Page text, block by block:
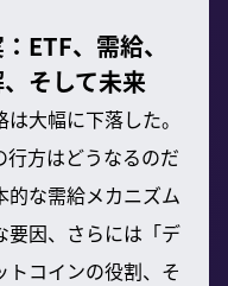
ETF、需給、
そして未来
大幅に下落した。
方はどうなるのだ
的な需給メカニズム
要因、さらには「デ
コインの役割、そ